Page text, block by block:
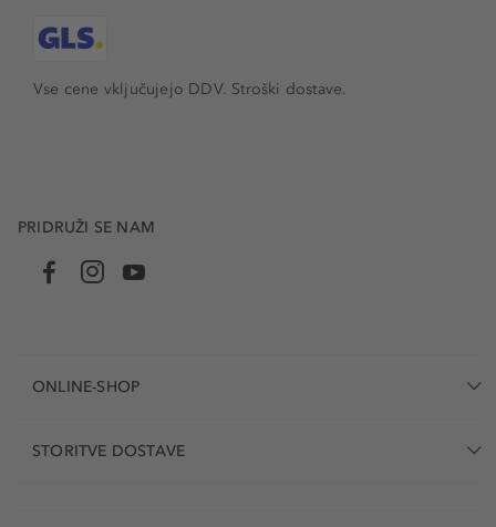
Vse cene vključujejo DDV. Stroški dostave.
PRIDRUŽI SE NAM
ONLINE-SHOP
STORITVE DOSTAVE